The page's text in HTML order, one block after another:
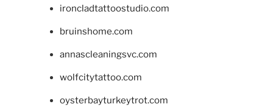
ironcladtattoostudio.com
bruinshome.com
annascleaningsvc.com
wolfcitytattoo.com
oysterbayturkeytrot.com